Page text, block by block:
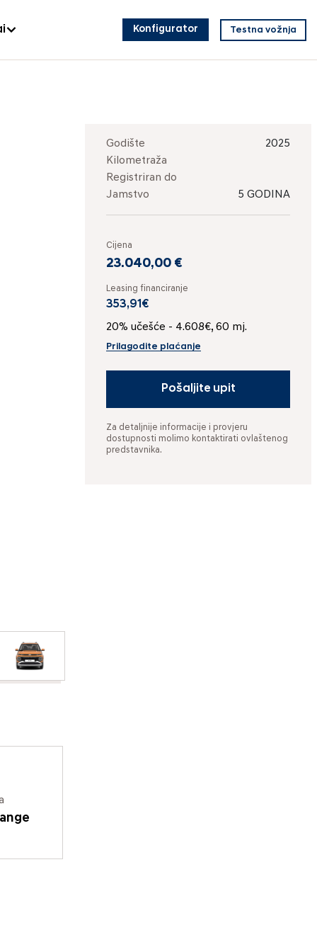
Konfigurator Testna vožnja
Godište
2025
Kilometraža
Registriran do
Jamstvo
5 GODINA
Cijena
23.040,00 €
Leasing financiranje
353,91€
20% učešće - 4.608€, 60 mj.
Prilagodite plaćanje
Pošaljite upit
Za detaljnije informacije i provjeru
dostupnosti molimo kontaktirati ovlaštenog
predstavnika.